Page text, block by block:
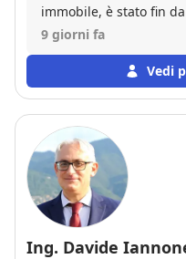
immobile, è stato fin
e professionale nella
passo passo nella
professionalità e per
soddisfatti!
9 giorni fa
Vedi
Ing. Davide